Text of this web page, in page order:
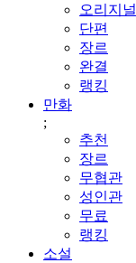
오리지널
단편
장르
완결
랭킹
만화
;
추천
장르
무협관
성인관
무료
랭킹
소설